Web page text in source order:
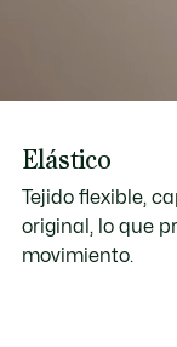
Elástico
Tejido flexible,
original, lo que
movimiento.